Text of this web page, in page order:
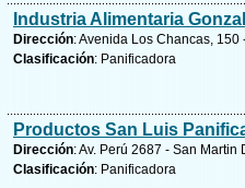
Industria Alimentaria
Dirección: Avenida Los Chancas, 150
Clasificación: Panificadora
Productos San Luis
Dirección: Av. Perú 2687 - San Martin
Clasificación: Panificadora